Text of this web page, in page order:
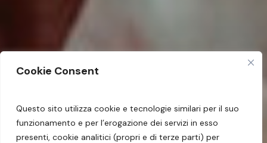
Cookie Consent
Questo sito utilizza cookie e tecnologie similari per il suo
funzionamento e per l’erogazione dei servizi in esso
presenti, cookie analitici (propri e di terze parti) per